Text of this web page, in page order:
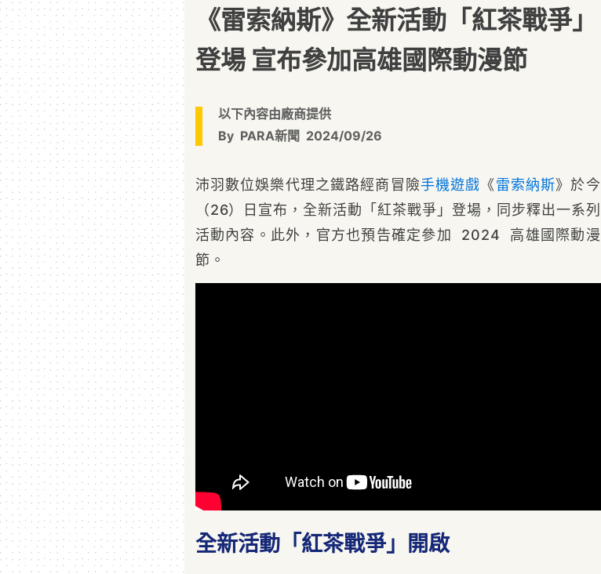
《雷索納斯》全新活動「紅茶戰爭」
登場 宣布參加高雄國際動漫節
以下內容由廠商提供
By PARA新聞 2024/09/26
沛羽數位娛樂代理之鐵路經商冒險手機遊戲 《雷索納斯》於今
（26）日宣布，全新活動「紅茶戰爭」登場，同步釋出一系列
活動內容。此外，官方也預告確定參加 2024 高雄國際動漫
節。
全新活動「紅茶戰爭」開啟